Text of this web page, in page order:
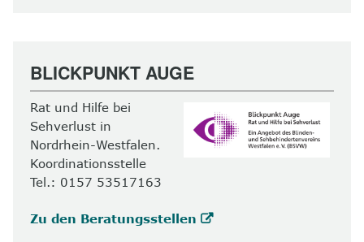
BLICKPUNKT AUGE
Rat und Hilfe bei
Sehverlust in
Nordrhein-Westfalen.
Koordinationsstelle
Tel.: 0157 53517163
Zu den Beratungsstellen